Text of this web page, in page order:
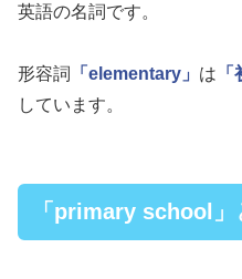
英語の名詞です。
形容詞 「elementary」 は
しています。
「primary school」